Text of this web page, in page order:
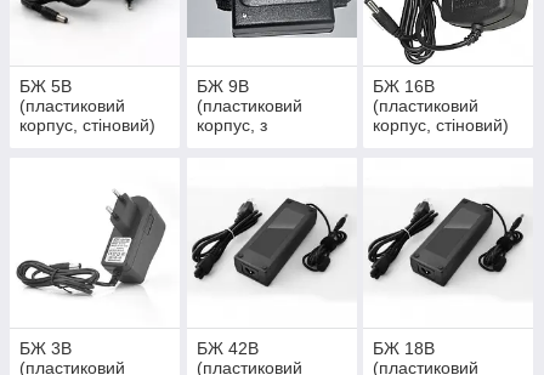
БЖ 5В
(пластиковий
корпус, стіновий)
БЖ 9В
(пластиковий
корпус, з
БЖ 16В
(пластиковий
корпус, стіновий)
БЖ 3В
(пластиковий
БЖ 42В
(пластиковий
БЖ 18В
(пластиковий